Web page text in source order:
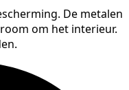
De metalen
om het interieur.